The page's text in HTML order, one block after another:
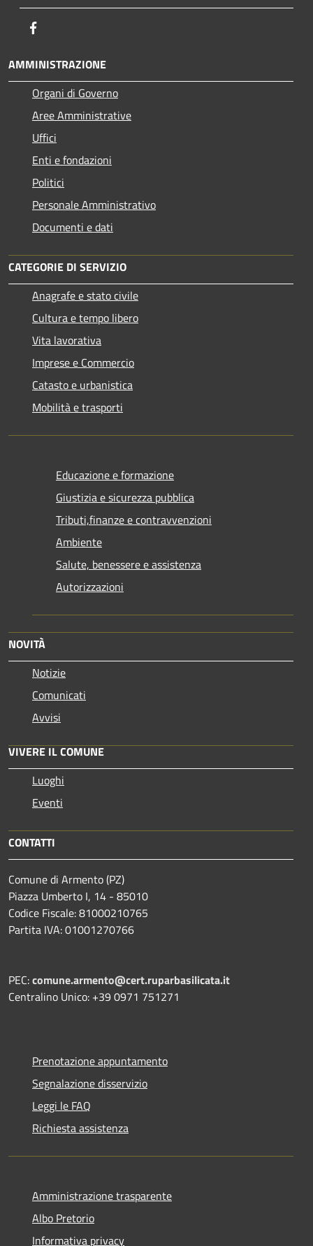
AMMINISTRAZIONE
Organi di Governo
Aree Amministrative
Uffici
Enti e fondazioni
Politici
Personale Amministrativo
Documenti e dati
CATEGORIE DI SERVIZIO
Anagrafe e stato civile
Cultura e tempo libero
Vita lavorativa
Imprese e Commercio
Catasto e urbanistica
Mobilità e trasporti
Educazione e formazione
Giustizia e sicurezza pubblica
Tributi,finanze e contravvenzioni
Ambiente
Salute, benessere e assistenza
Autorizzazioni
NOVITÀ
Notizie
Comunicati
Avvisi
VIVERE IL COMUNE
Luoghi
Eventi
CONTATTI
Comune di Armento (PZ)
Piazza Umberto I, 14 - 85010
Codice Fiscale: 81000210765
Partita IVA: 01001270766
PEC:comune.armento@cert.ruparbasilicata.it
Centralino Unico: +39 0971 751271
Prenotazione appuntamento
Segnalazione disservizio
Leggi le FAQ
Richiesta assistenza
Amministrazione trasparente
Albo Pretorio
Informativa privacy